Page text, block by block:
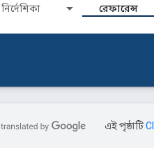
নির্দেশিকা রেফারেন্স
এই পৃষ্ঠাটি